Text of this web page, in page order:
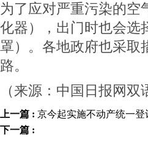
为了应对严重污染的空
化器），出门时也会选
罩）。各地政府也采取
路。
（来源：中国日报网
上一篇 : 京今起实施不动产统一登
下一篇 :